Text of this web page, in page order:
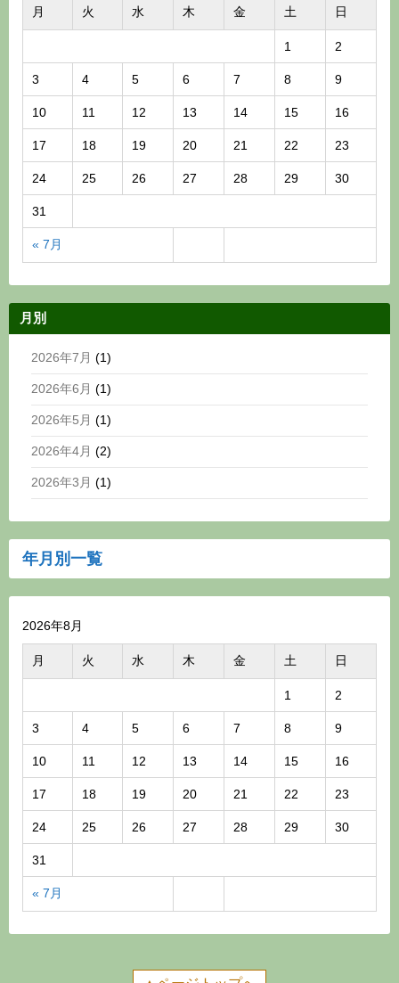
月 火 水 木 金 土 日
« 7月
1 2
3 4 5 6 7 8 9
10 11 12 13 14 15 16
17 18 19 20 21 22 23
24 25 26 27 28 29 30
31
月別
2026年7月 (1)
2026年6月 (1)
2026年5月 (1)
2026年4月 (2)
2026年3月 (1)
年月別一覧
2026年8月
月 火 水 木 金 土 日
« 7月
1 2
3 4 5 6 7 8 9
10 11 12 13 14 15 16
17 18 19 20 21 22 23
24 25 26 27 28 29 30
31